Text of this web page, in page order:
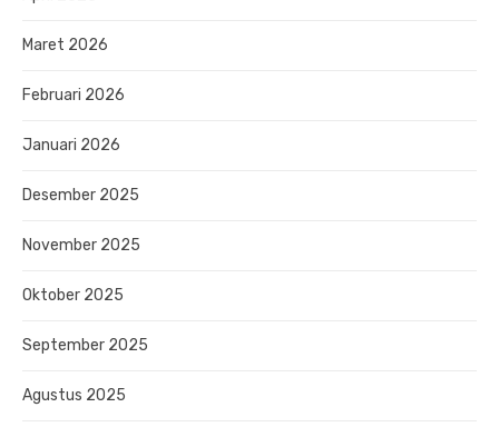
Maret 2026
Februari 2026
Januari 2026
Desember 2025
November 2025
Oktober 2025
September 2025
Agustus 2025